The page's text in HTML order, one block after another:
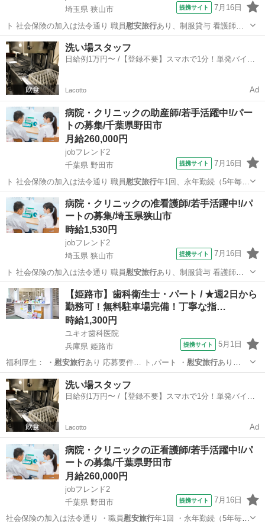
埼玉県 狭山市
提携サイト 7月16日
ト 社会保険の加入は法令通り 職員慰安旅行あり、制服貸与 看護師資
格 NO…
埼玉 狭山市 看護師
洗い場スタッフ
日給例1万円〜 /【登録不要】スマホで1分！単発バイト
Lacotto Ad
病院・クリニックの助産師/若手活躍中!/パー
トの募集/千葉県野田市
月給260,000円
jobフレンド2
千葉県 野田市
提携サイト 7月16日
ト 社会保険の加入は法令通り 職員慰安旅行年1回、永年勤続（5年毎に
病院全額負…
千葉 野田市 看護師
病院・クリニックの准看護師/若手活躍中!/パ
ートの募集/埼玉県狭山市
時給1,530円
jobフレンド2
埼玉県 狭山市
提携サイト 7月16日
ト 社会保険の加入は法令通り 職員慰安旅行あり、制服貸与 看護師資
格 NO…
埼玉 狭山市 看護師
【姫路市】歯科衛生士・パート / ★週2日から
勤務可！無料駐車場完備！丁寧な指…
時給1,300円
ユキオ歯科医院
兵庫県 姫路市
提携サイト 5月1日
福利厚生： ・ 慰安旅行 あり 応募要件… ト,パート ・ 慰安旅行あり
〈資格〉…
兵庫 姫路市 歯科衛生士
洗い場スタッフ
日給例1万円〜 /【登録不要】スマホで1分！単発バイト
Lacotto Ad
病院・クリニックの正看護師/若手活躍中!/パ
ートの募集/千葉県野田市
月給260,000円
jobフレンド2
千葉県 野田市
提携サイト 7月16日
社会保険の加入は法令通り ・職員慰安旅行年1回 ・永年勤続（5年毎に